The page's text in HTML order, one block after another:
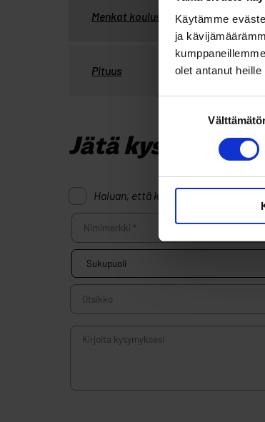
Käytämme
ja
olet antanut
Kysymys:
Menkat koulussa
Viestejä:
Kirjoitusaika:
Kysymys:
Pituus
Viestejä:
Kirjoitusaika:
Jätä kysymys
Haluan, että kysymys on yksityinen.
Sukupuoli:
Otsikko:
Kysymyksesi: